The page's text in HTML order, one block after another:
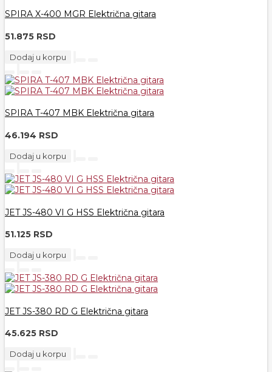
SPIRA X-400 MGR Električna gitara
51.875 RSD
Dodaj u korpu
SPIRA T-407 MBK Električna gitara
46.194 RSD
Dodaj u korpu
JET JS-480 VI G HSS Električna gitara
51.125 RSD
Dodaj u korpu
JET JS-380 RD G Električna gitara
45.625 RSD
Dodaj u korpu